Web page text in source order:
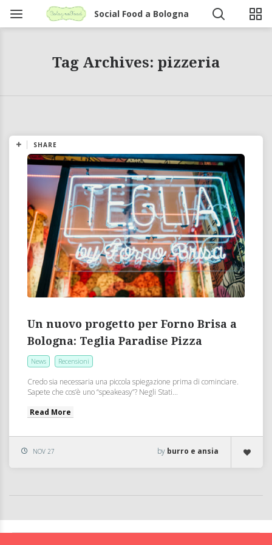
Social Food a Bologna
Tag Archives: pizzeria
SHARE
Un nuovo progetto per Forno Brisa a
Bologna: Teglia Paradise Pizza
News Recensioni
Credo sia necessaria una piccola spiegazione prima di cominciare.
Sapete che cos’è uno “speakeasy”? Negli Stati...
Read More
NOV 27 by burro e ansia